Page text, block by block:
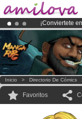
¡Conviertete
¡Ya tenemos
El
Inicio > Directorio De Cómics
Favoritos